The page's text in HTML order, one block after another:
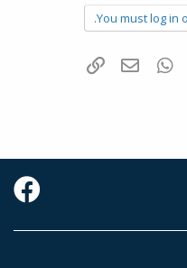
You must log in
Tumblr
WhatsAppדואר אלקטרוני